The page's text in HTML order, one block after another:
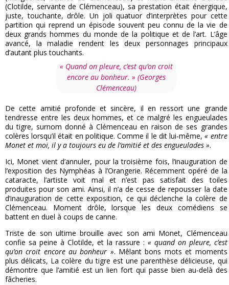
(Clotilde, servante de Clémenceau), sa prestation était énergique,
juste, touchante, drôle. Un joli quatuor d’interprètes pour cette
partition qui reprend un épisode souvent peu connu de la vie de
deux grands hommes du monde de la politique et de l’art. L’âge
avancé, la maladie rendent les deux personnages principaux
d’autant plus touchants.
« Quand on pleure, c’est qu’on croit
encore au bonheur. » (Georges
Clémenceau)
De cette amitié profonde et sincère, il en ressort une grande
tendresse entre les deux hommes, et ce malgré les engueulades
du tigre, surnom donné à Clémenceau en raison de ses grandes
colères lorsqu’il était en politique. Comme il le dit lui-même,« entre
Monet et moi, il y a toujours eu de l’amitié et des engueulades ».
Ici, Monet vient d’annuler, pour la troisième fois, l’inauguration de
l’exposition des Nymphéas à l’Orangerie. Récemment opéré de la
cataracte, l’artiste voit mal et n’est pas satisfait des toiles
produites pour son ami. Ainsi, il n’a de cesse de repousser la date
d’inauguration de cette exposition, ce qui déclenche la colère de
Clémenceau. Moment drôle, lorsque les deux comédiens se
battent en duel à coups de canne.
Triste de son ultime brouille avec son ami Monet, Clémenceau
confie sa peine à Clotilde, et la rassure : « quand on pleure, c’est
qu’on croit encore au bonheur ». Mêlant bons mots et moments
plus délicats, La colère du tigre est une parenthèse délicieuse, qui
démontre que l’amitié est un lien fort qui passe bien au-delà des
fâcheries.